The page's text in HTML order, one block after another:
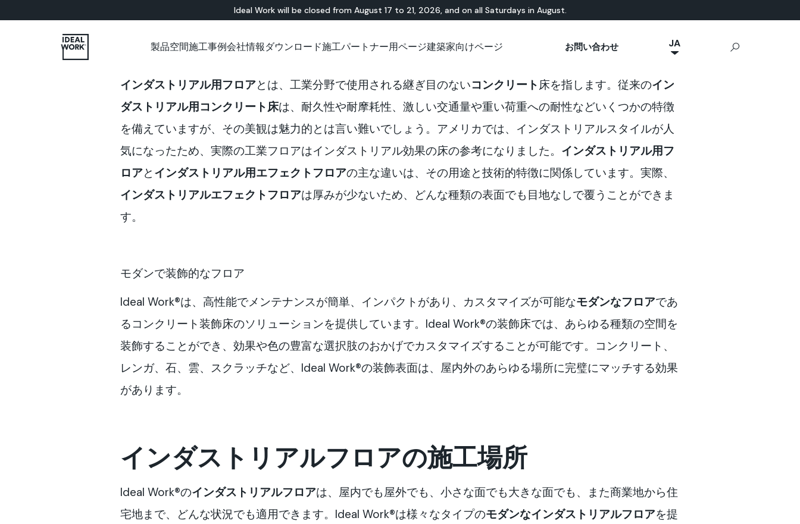
Ideal Work will be closed from August 17 to 21, 2026, and on all Saturdays in August.
製品
床材ソリューション
壁面ソリューション
セメント系
Microtopping®
Nuvolato Architop®
無機・樹脂ハイブリ
ッド
Solidro
Acid-Stain
テラゾー
Lixio®
Lixio®+
天然素材ベース 屋外用コンクリート
Stamped Concrete
Sassoitalia®
空間
リビングルーム
アウトドア
公共エリア
屋外リビング
舗装
遊園地
スロープ
施工事例会社情報
ショールーム Ideal News
ダウンロード
各種カタログについて 技術資料について
施工パートナー用ページ
施工パートナー用ショップ チュートリアル App Ideal Work
建築家向けページ
技術資料について
お問い合わせ JA
IT
FR
DE
インダストリアル用フロアとは、工業分野で使用される継ぎ目のないコンクリート床を指します。従来のイン
ダストリアル用コンクリート床は、耐久性や耐摩耗性、激しい交通量や重い荷重への耐性などいくつかの特徴
を備えていますが、その美観は魅力的とは言い難いでしょう。アメリカでは、インダストリアルスタイルが人
気になったため、実際の工業フロアはインダストリアル効果の床の参考になりました。 インダストリアル用フ
ロアと インダストリアル用エフェクトフロアの主な違いは、その用途と技術的特徴に関係しています。実際、
インダストリアルエフェクトフロアは厚みが少ないため、どんな種類の表面でも目地なしで覆うことができま
す。
モダンで装飾的なフロア
Ideal Work®は、高性能でメンテナンスが簡単、インパクトがあり、カスタマイズが可能なモダンなフロアであ
るコンクリート装飾床のソリューションを提供しています。Ideal Work®の装飾床では、あらゆる種類の空間を
装飾することができ、効果や色の豊富な選択肢のおかげでカスタマイズすることが可能です。コンクリート、
レンガ、石、雲、スクラッチなど、Ideal Work®の装飾表面は、屋内外のあらゆる場所に完璧にマッチする効果
があります。
インダストリアルフロアの施工場所
Ideal Work®のインダストリアルフロアは、屋内でも屋外でも、小さな面でも大きな面でも、また商業地から住
宅地まで、どんな状況でも適用できます。Ideal Work®は様々なタイプのモダンなインダストリアルフロアを提